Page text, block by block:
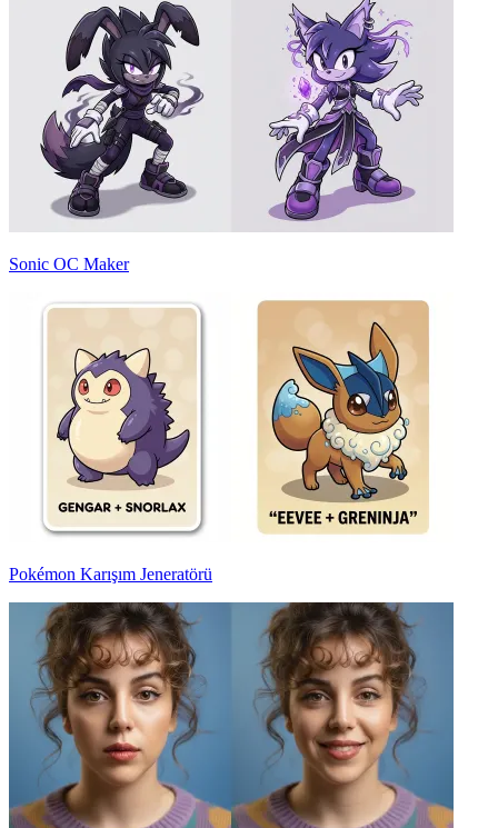
Sonic OC Maker
Pokémon Karışım Jeneratörü